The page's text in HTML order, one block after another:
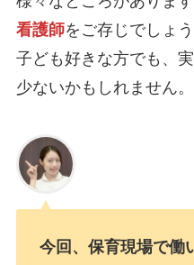
看護師をご存じでしょう
子ども好きな方でも、
少ないかもしれません。
今回、保育現場で働